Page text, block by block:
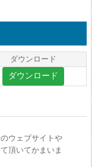
ダウンロード
ダウンロード
ウェブサイトや
頂いてかまいま